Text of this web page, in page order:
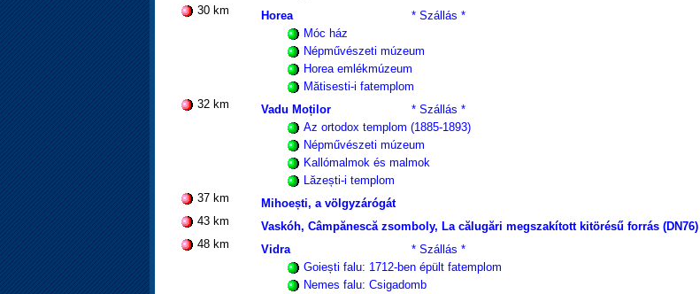
30 km
Horea
* Szállás *
Móc ház
Népművészeti múzeum
Horea emlékmúzeum
Mătisesti-i fatemplom
32 km
Vadu Moților
* Szállás *
Az ortodox templom (1885-1893)
Népművészeti múzeum
Kallómalmok és malmok
Lăzești-i templom
37 km
Mihoești, a völgyzárógát
43 km
Vaskóh, Câmpănescă zsomboly, La călugări megszakított kitörésű forrás (DN76)
48 km
Vidra
* Szállás *
Goiești falu: 1712-ben épült fatemplom
Nemes falu: Csigadomb